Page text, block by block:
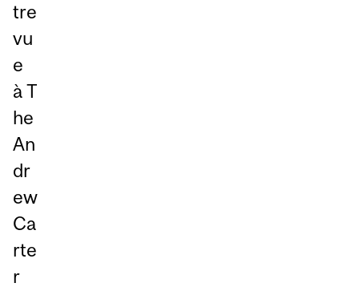
tre
vu
e
à T
he
An
dr
ew
Ca
rte
r